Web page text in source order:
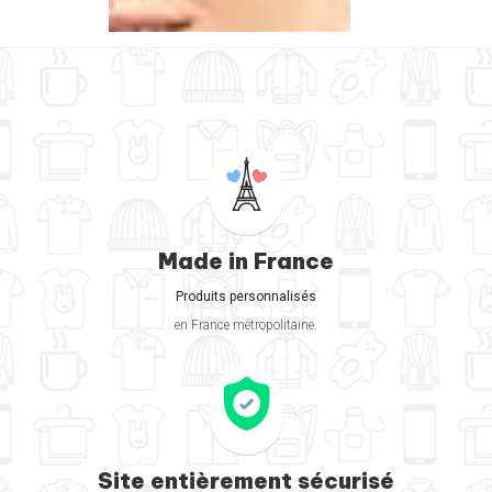
Made in France
Produits personnalisés
en France métropolitaine.
Site entièrement sécurisé